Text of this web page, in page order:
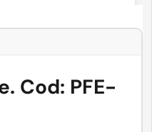
Cod: PFE-